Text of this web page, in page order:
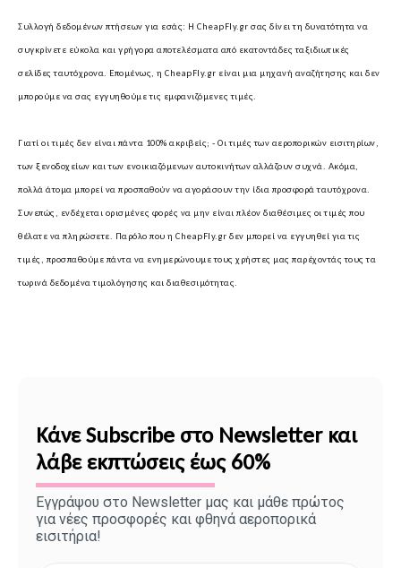
Συλλογή δεδομένων πτήσεων για εσάς: Η CheapFly.gr σας δίνει τη δυνατότητα να
συγκρίνετε εύκολα και γρήγορα αποτελέσματα από εκατοντάδες ταξιδιωτικές
σελίδες ταυτόχρονα. Επομένως, η CheapFly.gr είναι μια μηχανή αναζήτησης και δεν
μπορούμε να σας εγγυηθούμε τις εμφανιζόμενες τιμές.
Γιατί οι τιμές δεν είναι πάντα 100% ακριβείς; - Οι τιμές των αεροπορικών εισιτηρίων,
των ξενοδοχείων και των ενοικιαζόμενων αυτοκινήτων αλλάζουν συχνά. Ακόμα,
πολλά άτομα μπορεί να προσπαθούν να αγοράσουν την ίδια προσφορά ταυτόχρονα.
Συνεπώς, ενδέχεται ορισμένες φορές να μην είναι πλέον διαθέσιμες οι τιμές που
θέλατε να πληρώσετε. Παρόλο που η CheapFly.gr δεν μπορεί να εγγυηθεί για τις
τιμές, προσπαθούμε πάντα να ενημερώνουμε τους χρήστες μας παρέχοντάς τους τα
τωρινά δεδομένα τιμολόγησης και διαθεσιμότητας.
Κάνε Subscribe στο Newsletter και
λάβε εκπτώσεις έως 60%
Εγγράψου στο Newsletter μας και μάθε πρώτος
για νέες προσφορές και φθηνά αεροπορικά
εισιτήρια!